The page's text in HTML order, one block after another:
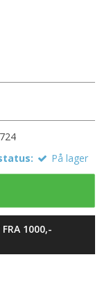
På lager
FRA 1000,-